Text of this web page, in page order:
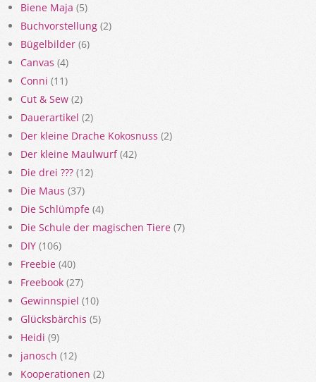
Biene Maja (5)
Buchvorstellung (2)
Bügelbilder (6)
Canvas (4)
Conni (11)
Cut & Sew (2)
Dauerartikel (2)
Der kleine Drache Kokosnuss (2)
Der kleine Maulwurf(42)
Die drei ??? (12)
Die Maus (37)
Die Schlümpfe (4)
Die Schule der magischen Tiere (7)
DIY (106)
Freebie (40)
Freebook (27)
Gewinnspiel (10)
Glücksbärchis (5)
Heidi (9)
janosch (12)
Kooperationen (2)